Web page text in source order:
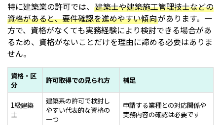
特に建築業の許可では、 建築士や建築施工管理技士などの
資格があると、要件確認を進めやすい傾向があります。一
方で、資格がなくても実務経験により検討できる場合があ
るため、資格がないことだけを理由に諦める必要はありま
せん。
資格・区
分
許可取得での見られ方 補足
1級建築
士
建築系の許可で検討し
やすい代表的な資格の
一つ
申請する業種との対応関係や
実務内容の確認は必要です